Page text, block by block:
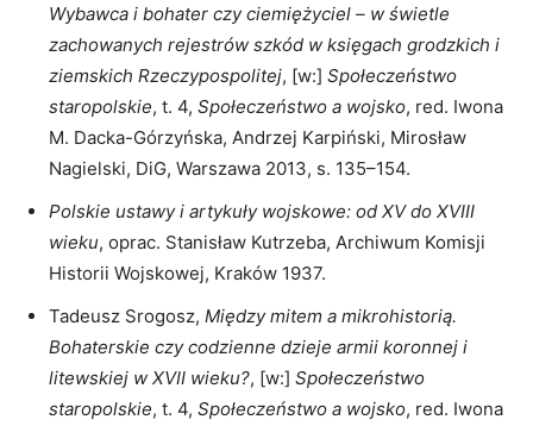
Wybawca i bohater czy ciemiężyciel – w świetle
zachowanych rejestrów szkód w księgach grodzkich i
ziemskich Rzeczypospolitej, [w:] Społeczeństwo
staropolskie, t. 4, Społeczeństwo a wojsko, red. Iwona
M. Dacka-Górzyńska, Andrzej Karpiński, Mirosław
Nagielski, DiG, Warszawa 2013, s. 135–154.
Polskie ustawy i artykuły wojskowe: od XV do XVIII
wieku, oprac. Stanisław Kutrzeba, Archiwum Komisji
Historii Wojskowej, Kraków 1937.
Tadeusz Srogosz, Między mitem a mikrohistorią.
Bohaterskie czy codzienne dzieje armii koronnej i
litewskiej w XVII wieku?, [w:] Społeczeństwo
staropolskie, t. 4, Społeczeństwo a wojsko, red. Iwona